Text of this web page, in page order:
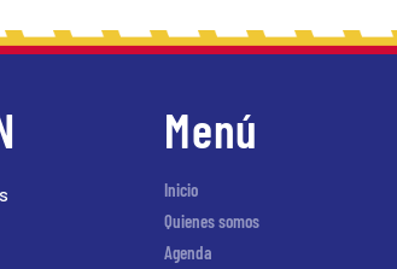
Menú
Inicio
Quienes somos
Agenda